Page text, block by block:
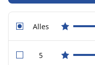
Allesstar reviews
5star reviews